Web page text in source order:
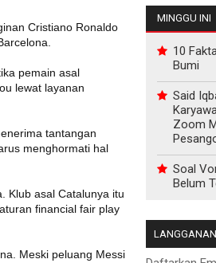
Cristiano Ronaldo
pemain asal
lewat layanan
tantangan
menghormati hal
Klub asal Catalunya itu
financial fair play
Meski peluang Messi
MINGGU INI
10
Bumi
Said
Zoom
Soal
Belum